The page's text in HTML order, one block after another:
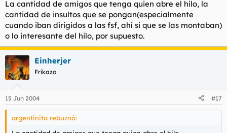
La cantidad de amigos que tenga quien abre el hilo, la
cantidad de insultos que se pongan(especialmente
cuando iban dirigidos a las fsf, ahí si que se las montaban)
o lo interesante del hilo, por supuesto.
Einherjer
Frikazo
15 Jun 2004 #17
argentinita rebuznó: